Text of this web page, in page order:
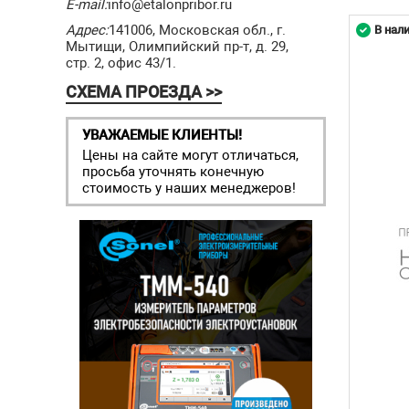
E-mail:info@etalonpribor.ru
Адрес:141006, Московская обл., г.
Мытищи, Олимпийский пр-т, д. 29,
стр. 2, офис 43/1.
СХЕМА ПРОЕЗДА >>
УВАЖАЕМЫЕ КЛИЕНТЫ!
Цены на сайте могут отличаться,
просьба уточнять конечную
стоимость у наших менеджеров!
В